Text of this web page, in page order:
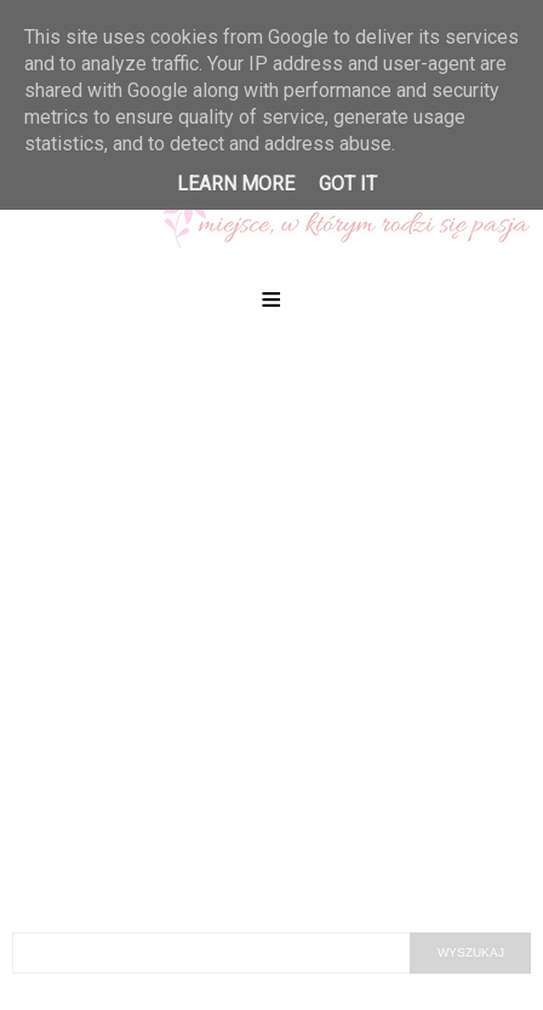
≡
This site uses cookies from Google to deliver its services
and to analyze traffic. Your IP address and user-agent are
shared with Google along with performance and security
metrics to ensure quality of service, generate usage
statistics, and to detect and address abuse.
LEARN MORE
GOT IT